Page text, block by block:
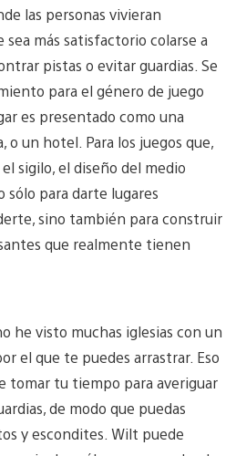
las personas vivieran
sea más satisfactorio colarse a
pistas o evitar guardias. Se
para el género de juego
es presentado como una
o un hotel. Para los juegos que,
sigilo, el diseño del medio
sólo para darte lugares
sino también para construir
que realmente tienen
he visto muchas iglesias con un
el que te puedes arrastrar. Eso
tomar tu tiempo para averiguar
de modo que puedas
y escondites. Wilt puede